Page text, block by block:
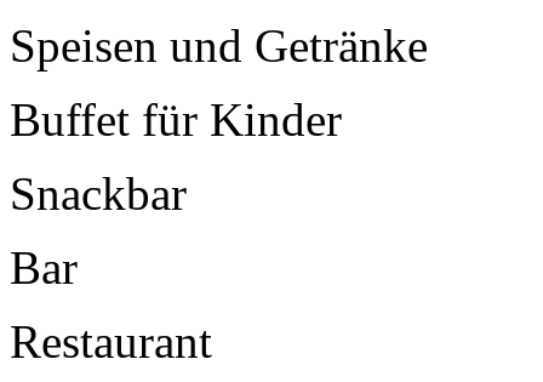
Speisen und Getränke
Buffet für Kinder
Snackbar
Bar
Restaurant